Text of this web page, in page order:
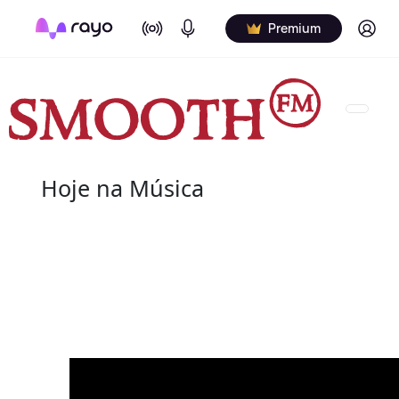
On Air Podcasts Premium Log in
Hoje na Música